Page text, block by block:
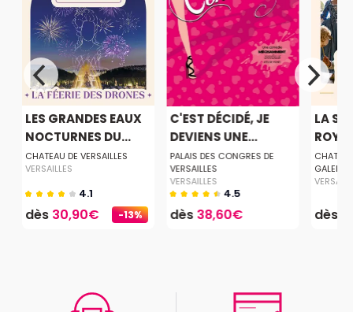
-13%
LES GRANDES EAUX
NOCTURNES DU...
CHATEAU DE VERSAILLES
VERSAILLES
4.1
dès 30,90€
C'EST DÉCIDÉ, JE
DEVIENS UNE...
PALAIS DES CONGRES DE
VERSAILLES
VERSAILLES
4.5
dès38,60€
LA
GALERIE
dès